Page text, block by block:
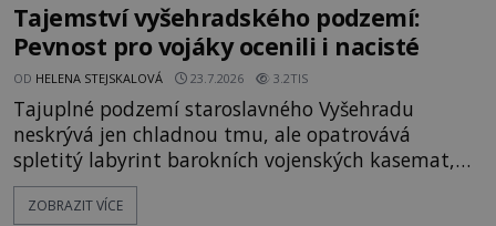
Tajemství vyšehradského podzemí:
Pevnost pro vojáky ocenili i nacisté
OD HELENA STEJSKALOVÁ 23.7.2026 3.2TIS
Tajuplné podzemí staroslavného Vyšehradu
neskrývá jen chladnou tmu, ale opatrovává
spletitý labyrint barokních vojenských kasemat,
zapomenuté chrámy a vzácné národní poklady.
Hluboko uvnitř mohutné skály nad řekou Vltavou
ZOBRAZIT VÍCE